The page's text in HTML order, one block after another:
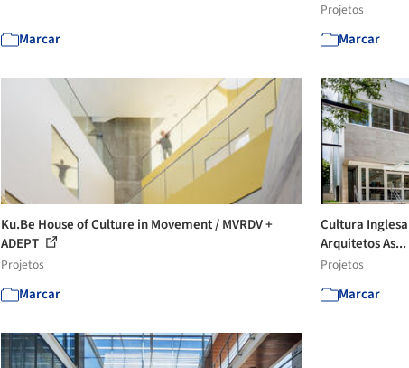
Marcar
Projetos
Marcar
Ku.Be House of Culture in Movement / MVRDV +
ADEPT
Projetos
Marcar
Cultura
Arquitetos As...
Projetos
Marcar